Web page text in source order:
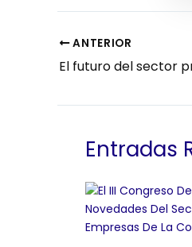
ANTERIOR
Entradas